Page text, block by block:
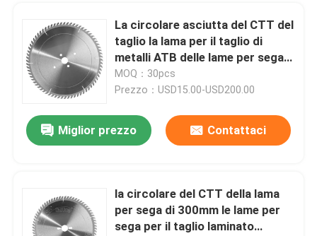
La circolare asciutta del CTT del
taglio la lama per il taglio di
metalli ATB delle lame per sega
355mm
MOQ：30pcs
Prezzo：USD15.00-USD200.00
Miglior prezzo Contattaci
la circolare del CTT della lama
per sega di 300mm le lame per
sega per il taglio laminato